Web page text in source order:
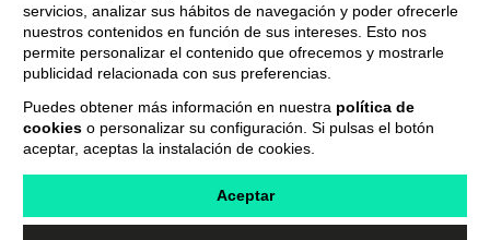
QUIENES SOMOS PUBLICIDAD
PROVEEDORES
TERMINOS Y CONDICIONES
POLÍTICA DE PRIVACIDAD
servicios, analizar sus hábitos de navegación y poder ofrecerle
nuestros contenidos en función de sus intereses. Esto nos
permite personalizar el contenido que ofrecemos y mostrarle
publicidad relacionada con sus preferencias.
Puedes obtener más información en nuestra política de
cookies o personalizar su configuración. Si pulsas el botón
aceptar, aceptas la instalación de cookies.
Aceptar